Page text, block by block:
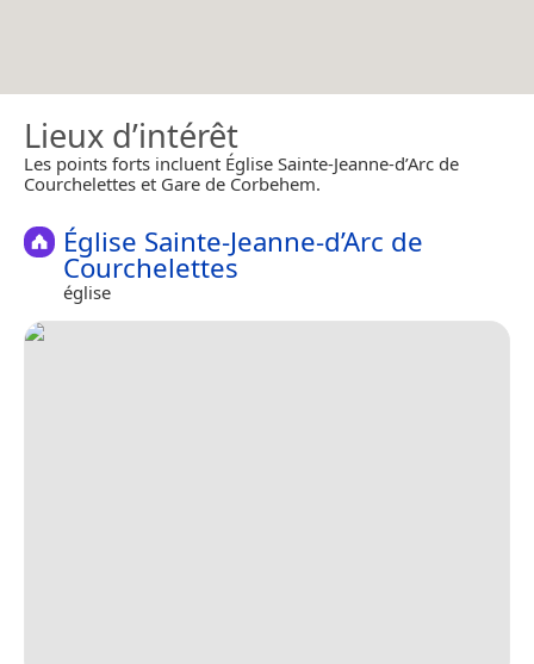
Lieux d’intérêt
Les points forts incluent Église Sainte-Jeanne-d’Arc de
Courchelettes et Gare de Corbehem.
Église Sainte-Jeanne-d’Arc de
Courchelettes
église